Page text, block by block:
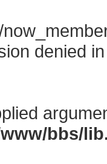
denied
bbs/